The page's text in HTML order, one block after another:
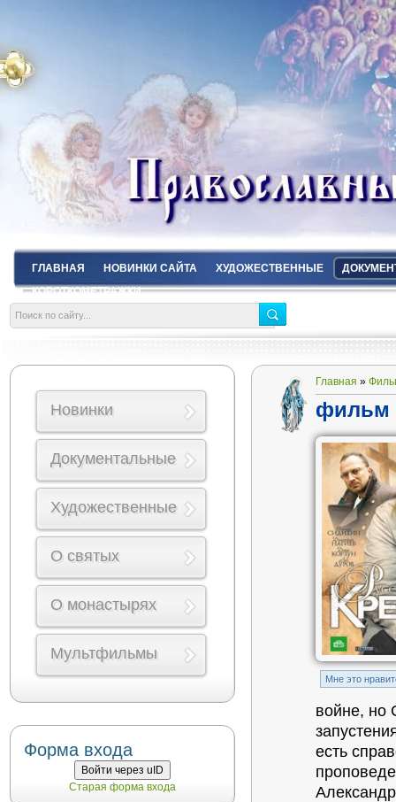
ГЛАВНАЯ НОВИНКИ САЙТА ХУДОЖЕСТВЕННЫЕ
КОРОТКОМЕТРАЖКИ
Главная »
фильм
Mне это
войне, но
есть
Новинки
Документальные
Художественные
О святых
О монастырях
Мультфильмы
Форма входа
Войти через uID
Старая форма входа